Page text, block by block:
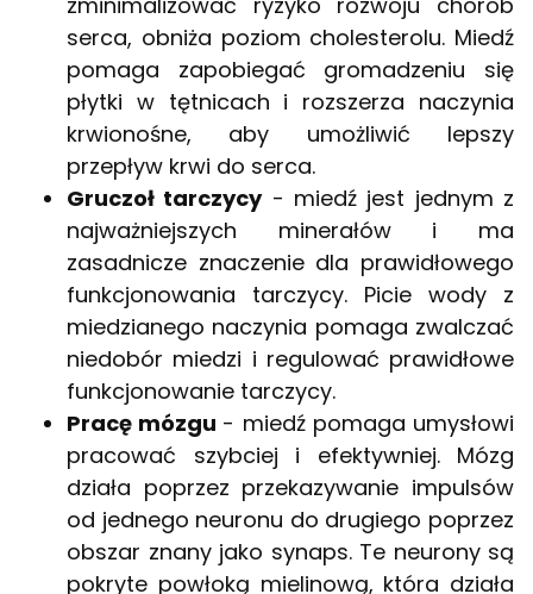
serca, obniża poziom cholesterolu. Miedź
pomaga zapobiegać gromadzeniu się
płytki w tętnicach i rozszerza naczynia
krwionośne, aby umożliwić lepszy
przepływ krwi do serca.
Gruczoł tarczycy- miedź jest jednym z
najważniejszych minerałów i ma
zasadnicze znaczenie dla prawidłowego
funkcjonowania tarczycy. Picie wody z
miedzianego naczynia pomaga zwalczać
niedobór miedzi i regulować prawidłowe
funkcjonowanie tarczycy.
Pracę mózgu - miedź pomaga umysłowi
pracować szybciej i efektywniej. Mózg
działa poprzez przekazywanie impulsów
od jednego neuronu do drugiego poprzez
obszar znany jako synaps. Te neurony są
pokryte powłoką mielinową, która działa